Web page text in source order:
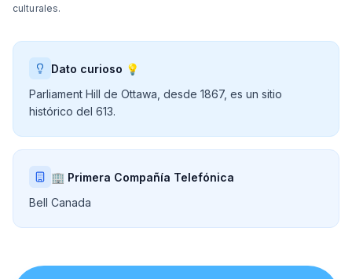
culturales.
Dato curioso 💡
Parliament Hill de Ottawa, desde 1867, es un sitio
histórico del 613.
🏢 Primera Compañía Telefónica
Bell Canada